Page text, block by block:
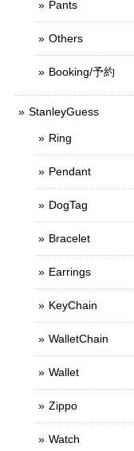
Pants
Others
Booking/予約
StanleyGuess
Ring
Pendant
DogTag
Bracelet
Earrings
KeyChain
WalletChain
Wallet
Zippo
Watch